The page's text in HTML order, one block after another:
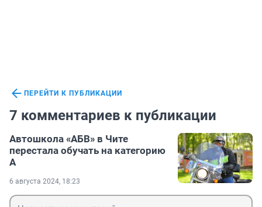
ПЕРЕЙТИ К ПУБЛИКАЦИИ
7 комментариев к публикации
Автошкола «АБВ» в Чите
перестала обучать на категорию
А
6 августа 2024, 18:23